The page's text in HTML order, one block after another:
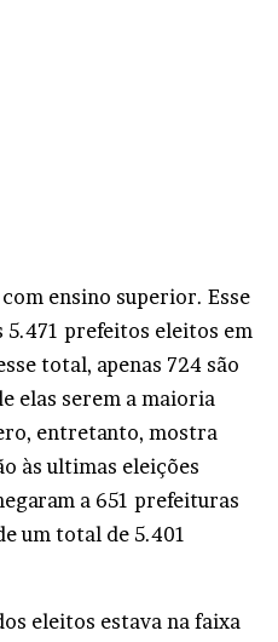
ensino superior. Esse
5.471 prefeitos eleitos em
total, apenas 724 são
elas serem a maioria
entretanto, mostra
às ultimas eleições
a 651 prefeituras
um total de 5.401
eleitos estava na faixa